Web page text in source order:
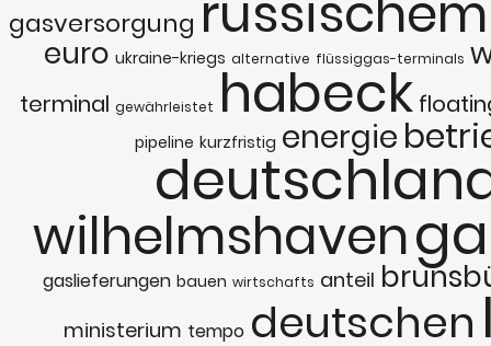
gasversorgung
euro ukraine-kriegs alternative flüssiggas-terminals
terminal gewährleistet habeck
pipeline kurzfristig energie
wilhelmshaven
gaslieferungen bauen wirtschafts anteil
ministerium tempo deutschen